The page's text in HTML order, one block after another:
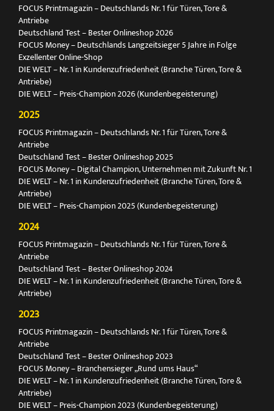
FOCUS Printmagazin – Deutschlands Nr. 1 für Türen, Tore &
Antriebe
Deutschland Test – Bester Onlineshop 2026
FOCUS Money – Deutschlands Langzeitsieger 5 Jahre in Folge
Exzellenter Online-Shop
DIE WELT – Nr. 1 in Kundenzufriedenheit (Branche Türen, Tore &
Antriebe)
DIE WELT – Preis-Champion 2026 (Kundenbegeisterung)
2025
FOCUS Printmagazin – Deutschlands Nr. 1 für Türen, Tore &
Antriebe
Deutschland Test – Bester Onlineshop 2025
FOCUS Money – Digital Champion, Unternehmen mit Zukunft Nr. 1
DIE WELT – Nr. 1 in Kundenzufriedenheit (Branche Türen, Tore &
Antriebe)
DIE WELT – Preis-Champion 2025 (Kundenbegeisterung)
2024
FOCUS Printmagazin – Deutschlands Nr. 1 für Türen, Tore &
Antriebe
Deutschland Test – Bester Onlineshop 2024
DIE WELT – Nr. 1 in Kundenzufriedenheit (Branche Türen, Tore &
Antriebe)
2023
FOCUS Printmagazin – Deutschlands Nr. 1 für Türen, Tore &
Antriebe
Deutschland Test – Bester Onlineshop 2023
FOCUS Money – Branchensieger „Rund ums Haus“
DIE WELT – Nr. 1 in Kundenzufriedenheit (Branche Türen, Tore &
Antriebe)
DIE WELT – Preis-Champion 2023 (Kundenbegeisterung)